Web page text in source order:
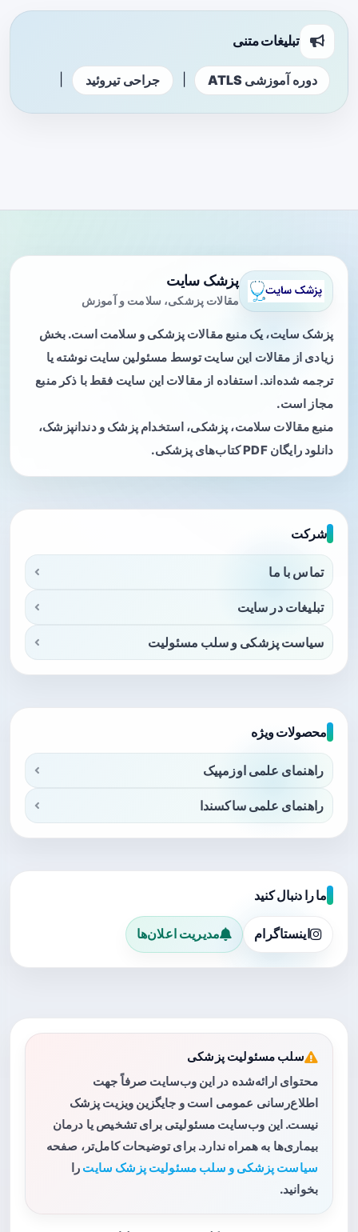
تبلیغات متنی
دوره آموزشی ATLS جراحی تیروئید
پزشک سایت
مقالات پزشکی، سلامت و آموزش
پزشک سایت، یک منبع مقالات پزشکی و سلامت است. بخش
زیادی از مقالات این سایت توسط مسئولین سایت نوشته یا
ترجمه شده‌اند. استفاده از مقالات این سایت فقط با ذکر منبع
مجاز است.
منبع مقالات سلامت، پزشکی، استخدام پزشک و دندانپزشک،
دانلود رایگان PDF کتاب‌های پزشکی.
شرکت
تماس با ما
تبلیغات در سایت
سیاست پزشکی و سلب مسئولیت
محصولات ویژه
راهنمای علمی اوزمپیک
راهنمای علمی ساکسندا
ما را دنبال کنید
اینستاگرام مدیریت اعلان‌ها
سلب مسئولیت پزشکی
محتوای ارائه‌شده در این وب‌سایت صرفاً جهت
اطلاع‌رسانی عمومی است و جایگزین ویزیت پزشک
نیست. این وب‌سایت مسئولیتی برای تشخیص یا درمان
بیماری‌ها به همراه ندارد. برای توضیحات کامل‌تر، صفحه
سیاست پزشکی و سلب مسئولیت پزشک سایت را
بخوانید.